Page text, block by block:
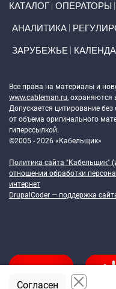
КАТАЛОГ ОПЕРАТОРЫ
АНАЛИТИКА
ЗАРУБЕЖЬЕ
Все права на материалы и
www.cableman.ru, охраняются
Допускается цитирование без
от объема оригинального
гиперссылкой.
©2005 - 2026 «Кабельщик»
Политика сайта "Кабельщик"
отношении обработки
интернет
DrupalCoder — поддержка
Согласен